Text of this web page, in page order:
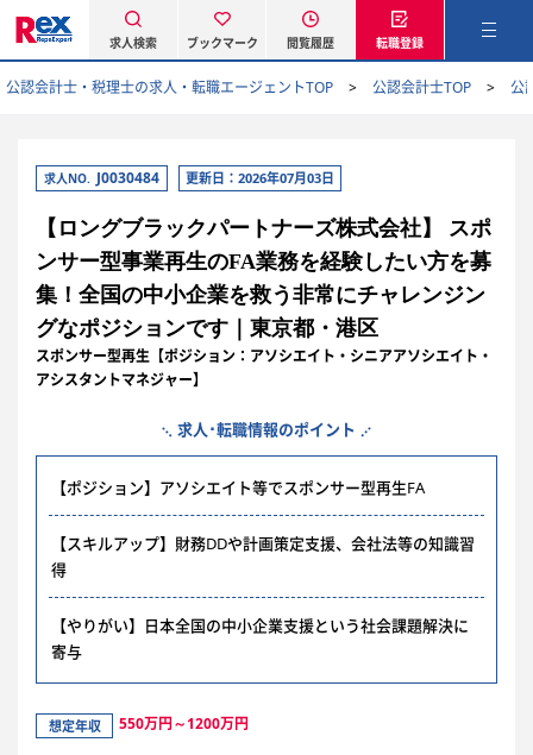
求人検索 ブックマーク 閲覧履歴 転職登録
公認会計士・税理士の求人・転職エージェントTOP 公認会計士TOP 公
求人NO. J0030484 更新日：2026年07月03日
【ロングブラックパートナーズ株式会社】 スポ
ンサー型事業再生のFA業務を経験したい方を募
集！全国の中小企業を救う非常にチャレンジン
グなポジションです｜東京都・港区
スポンサー型再生【ポジション：アソシエイト・シニアアソシエイト・
アシスタントマネジャー】
求人･転職情報のポイント
【ポジション】アソシエイト等でスポンサー型再生FA
【スキルアップ】財務DDや計画策定支援、会社法等の知識習
得
【やりがい】日本全国の中小企業支援という社会課題解決に
寄与
想定年収 550万円～1200万円